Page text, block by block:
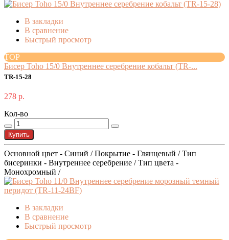
В закладки
В сравнение
Быстрый просмотр
TOP
Бисер Toho 15/0 Внутреннее серебрение кобальт (TR-...
TR-15-28
278 р.
Кол-во
Купить
Основной цвет - Синий / Покрытие - Глянцевый / Тип
бисеринки - Внутреннее серебрение / Тип цвета -
Монохромный /
В закладки
В сравнение
Быстрый просмотр